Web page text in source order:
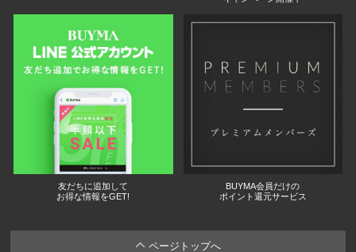
友だちに追加して
お得な情報をGET!
BUYMA会員だけの
ポイント還元サービス
ページトップへ